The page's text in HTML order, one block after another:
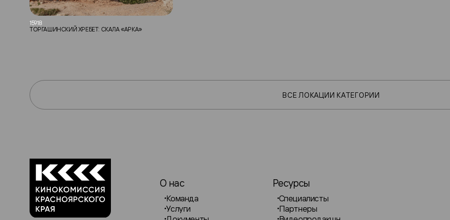
15918
ТОРГАШИНСКИЙ ХРЕБЕТ: СКАЛА «АРКА»
ВСЕ ЛОКАЦИИ КАТЕГОРИИ
О нас
Команда
Услуги
Ресурсы
Специалисты
Партнеры